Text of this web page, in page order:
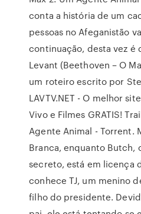
conta a história de um
pessoas no Afeganistão
continuação, desta vez é
Levant (Beethoven – O
um roteiro escrito por
LAVTV.NET - O melhor
Vivo e Filmes GRATIS!
Agente Animal - Torrent.
Branca, enquanto Butch,
secreto, está em licença
conhece TJ, um menino
filho do presidente.